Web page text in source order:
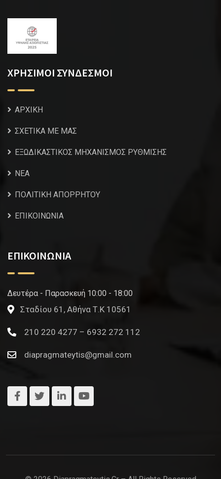
ΧΡΗΣΙΜΟΙ ΣΥΝΔΕΣΜΟΙ
ΑΡΧΙΚΗ
ΣΧΕΤΙΚΑ ΜΕ ΜΑΣ
ΕΞΩΔΙΚΑΣΤΙΚΟΣ ΜΗΧΑΝΙΣΜΟΣ ΡΥΘΜΙΣΗΣ
NEA
ΠΟΛΙΤΙΚΗ ΑΠΟΡΡΗΤΟΥ
ΕΠΙΚΟΙΝΩΝΙΑ
ΕΠΙΚΟΙΝΩΝΙΑ
Δευτέρα - Παρασκευή 10:00 - 18:00
Σταδίου 61, Αθήνα Τ.Κ 10561
210 220 4277 – 6932 272 112
diapragmateytis@gmail.com